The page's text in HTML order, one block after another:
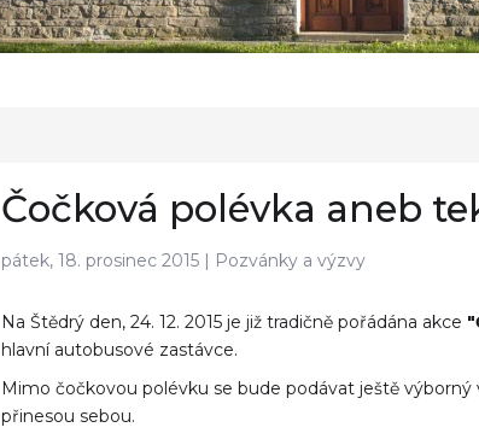
Čočková polévka aneb
pátek, 18. prosinec 2015 | Pozvánky a výzvy
Na Štědrý den, 24. 12. 2015 je již tradičně pořádána akce
hlavní autobusové zastávce.
Mimo čočkovou polévku se bude podávat ještě
přinesou sebou.